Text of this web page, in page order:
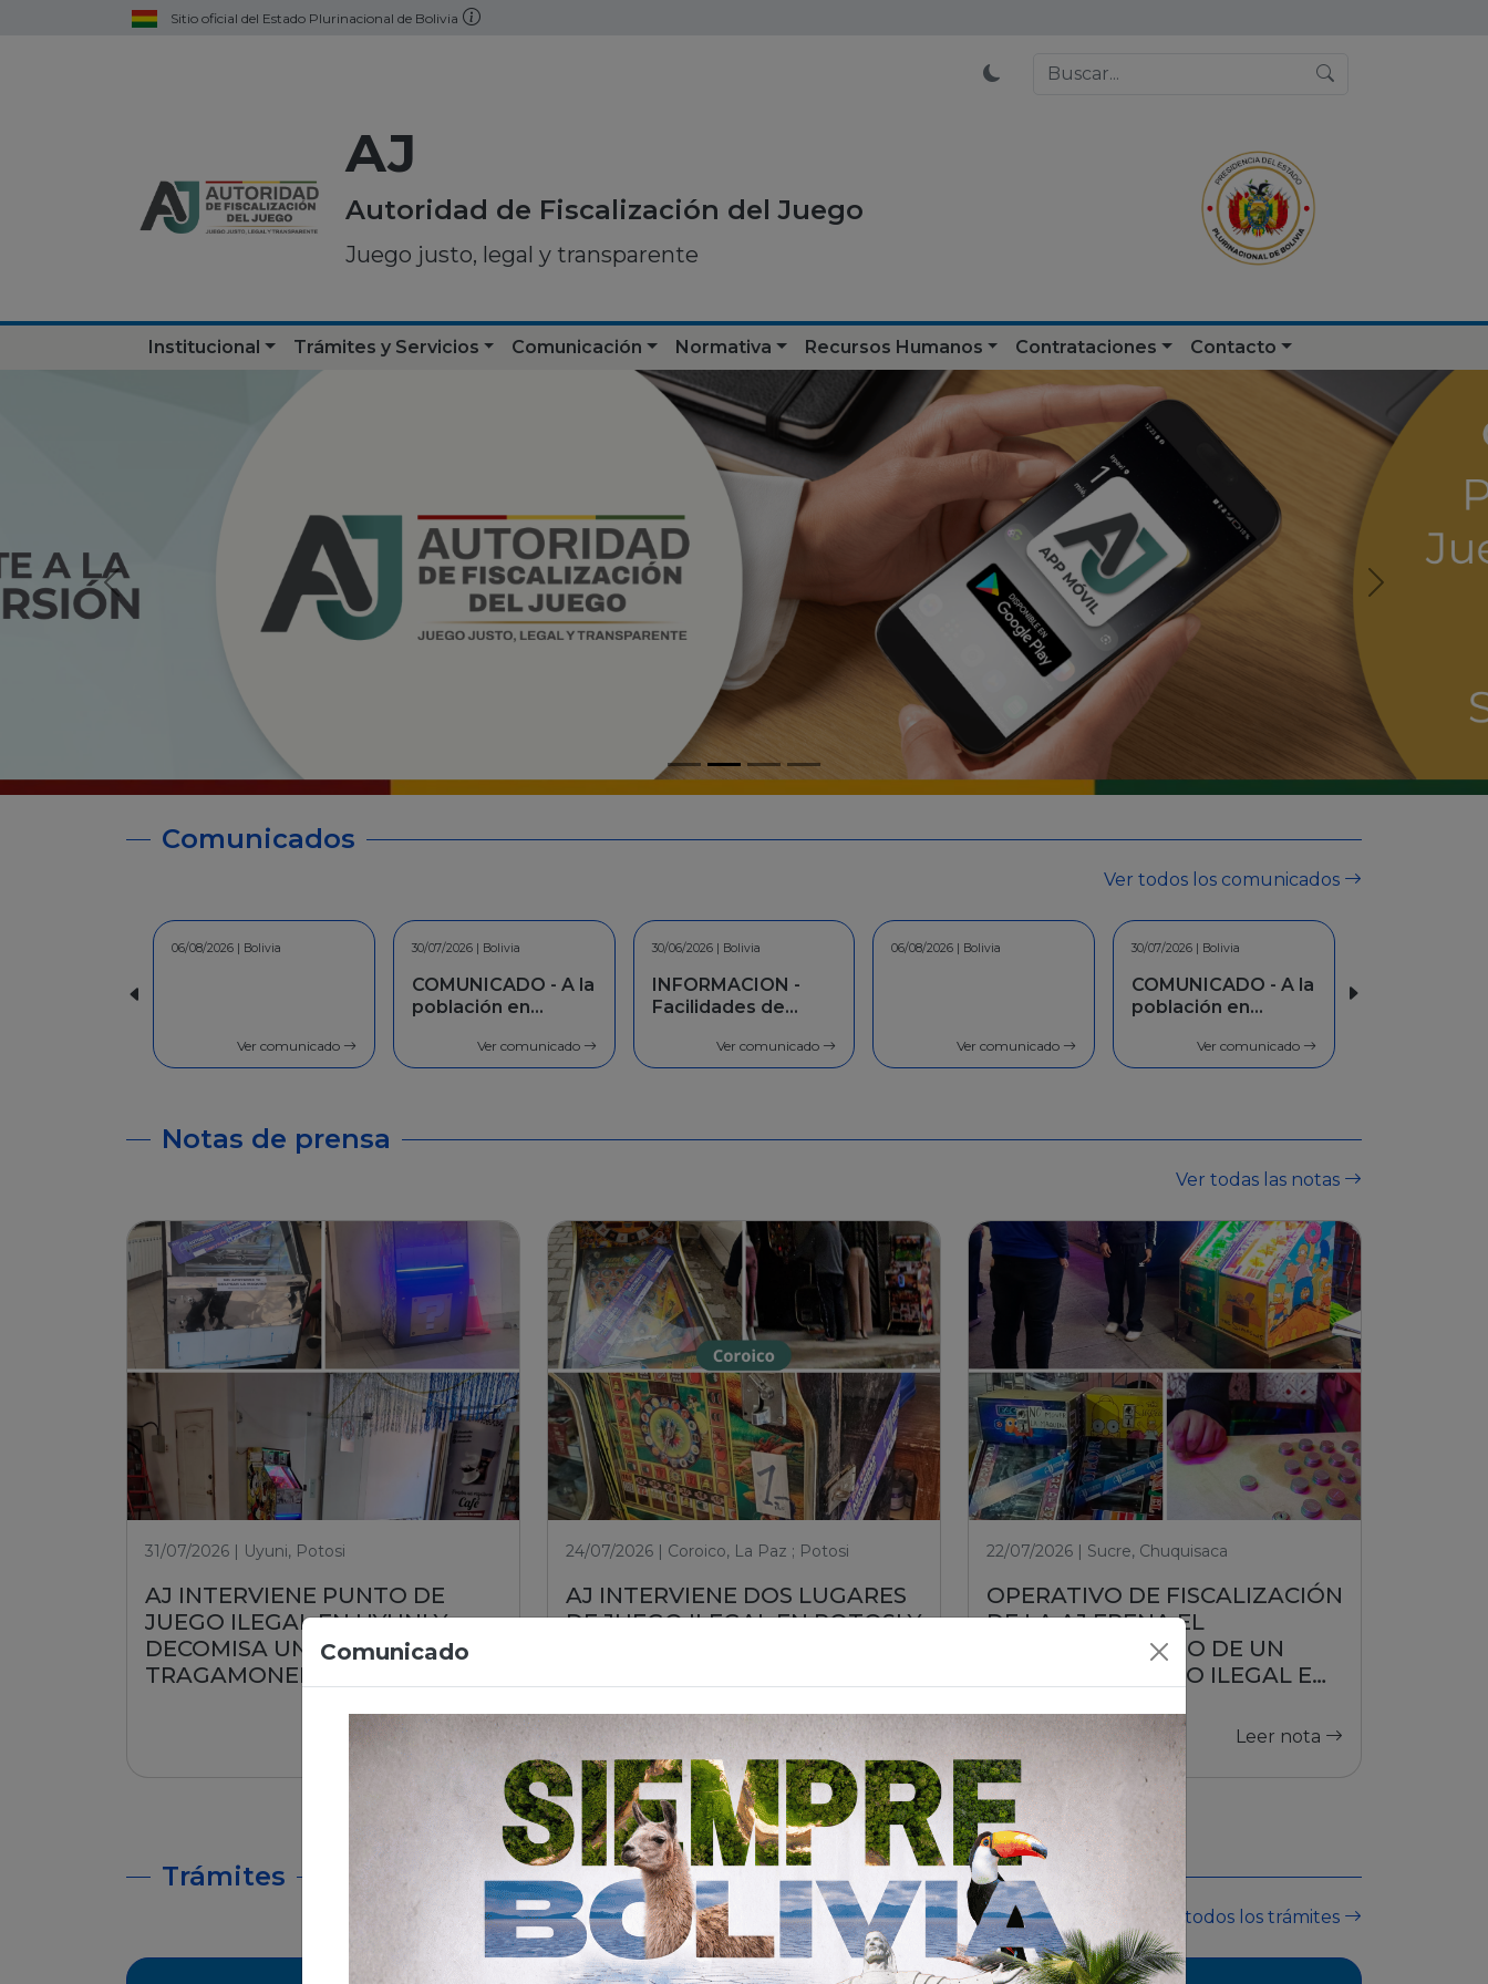
Sitio oficial del Estado Plurinacional de Bolivia
AJ
Autoridad de Fiscalización del Juego
Juego justo, legal y transparente
Institucional Trámites y Servicios Comunicación Normativa Recursos Humanos Contrataciones Contacto
Comunicados
Ver todos los comunicados
30/07/2026 | Bolivia
Ver comunicado
30/06/2026 | Bolivia
INFORMACION -
Facilidades de
Ver comunicado
06/08/2026 | Bolivia
Ver comunicado
30/07/2026 | Bolivia
Ver comunicado
30/06/2026 | Bolivia
INFORMACION -
Facilidades de
Ver comunicado
Comunicado
Notas de prensa
Ver todas las notas
31/07/2026 | Uyuni, Potosi
AJ INTERVIENE PUNTO DE
JUEGO ILEGAL EN UYUNI Y
DECOMISA UNA MÁQUINA
TRAGAMONEDA
Leer nota
24/07/2026 | Coroico, La Paz ; Potosi
AJ INTERVIENE DOS LUGARES
DE JUEGO ILEGAL EN POTOSI Y
Leer nota
22/07/2026 | Sucre, Chuquisaca
OPERATIVO DE FISCALIZACIÓN
DE LA AJ FRENA EL
FUNCIONAMIENTO DE UN
PUESTO DE JUEGO ILEGAL EN
Leer nota
Trámites
Ver todos los trámites